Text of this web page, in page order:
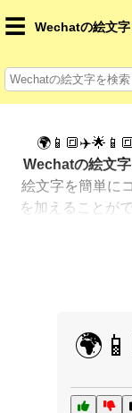
☰ Wechatの絵文字
Wechatの絵文字
絵文字を簡単に
を加えることが
ある順に表示し
Wechatを絵文